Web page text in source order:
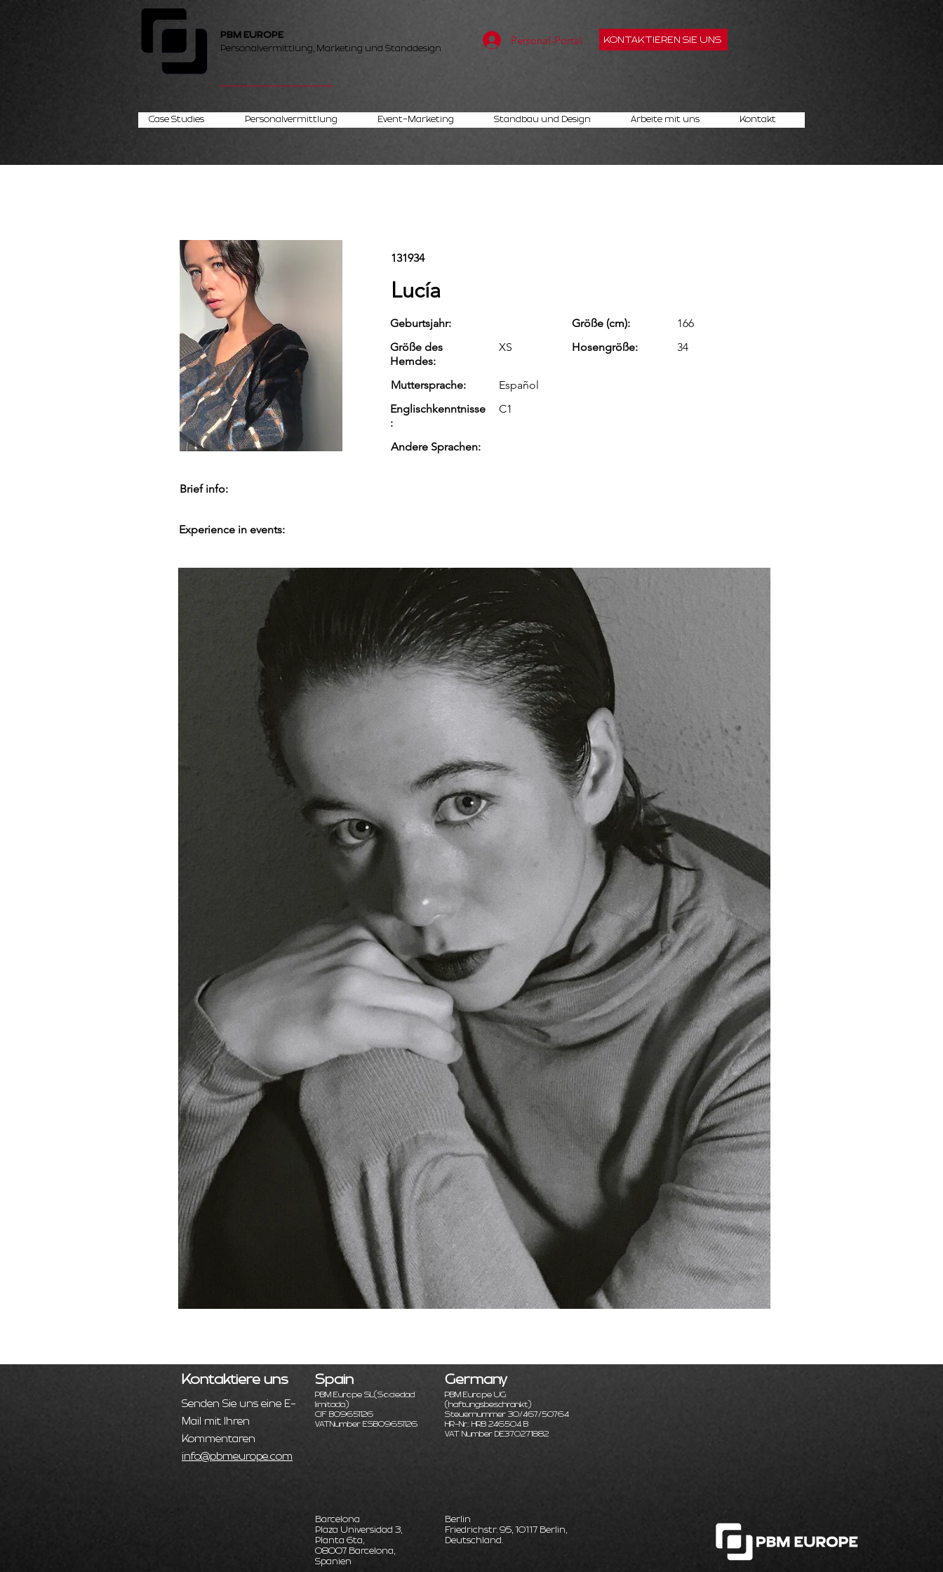
PBM EUROPE
Personalvermittlung, Marketing und Standdesign
Personal-Portal KONTAKTIEREN SIE UNS
Case Studies Personalvermittlung Event-Marketing Standbau und Design Arbeite mit uns Kontakt
131934
Lucía
Geburtsjahr: Größe (cm):
166
Größe des
Hemdes:
XS Hosengröße: 34
Muttersprache:
Español
Englischkenntnisse
:
C1
Andere Sprachen:
Brief info:
Experience in events:
Kontaktiere uns
Senden Sie uns eine E-
Mail mit Ihren
Kommentaren
info@pbmeurope.com
Spain
PBM Europe SL (Sociedad
limitada)
CIF B09651126
VATNumber ESB09651126
Germany
PBM Europe UG
(haftungsbeschränkt)
Steuernummer 30/467/50764
HR-Nr.: HRB 246504 B
VAT Number DE370271882
Barcelona
Plaza Universidad 3,
Planta 6ta,
08007 Barcelona,
Spanien
Berlin
Friedrichstr. 95, 10117 Berlin,
Deutschland.